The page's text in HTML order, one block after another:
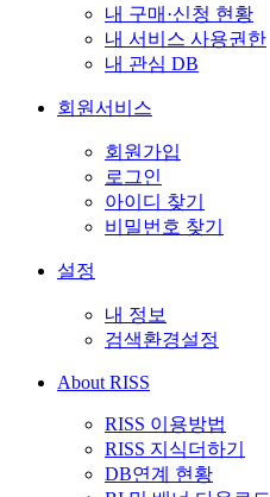
내 구매·신청 현황
내 서비스 사용권한
내 관심 DB
회원서비스
회원가입
로그인
아이디 찾기
비밀번호 찾기
설정
내 정보
검색환경설정
About RISS
RISS 이용방법
RISS 지식더하기
DB연계 현황